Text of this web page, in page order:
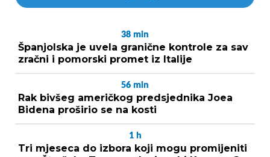
38 min
Španjolska je uvela granične kontrole za sav
zračni i pomorski promet iz Italije
56 min
Rak bivšeg američkog predsjednika Joea
Bidena proširio se na kosti
1 h
Tri mjeseca do izbora koji mogu promijeniti